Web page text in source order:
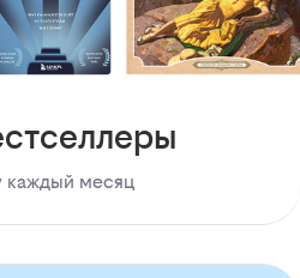
каждый месяц